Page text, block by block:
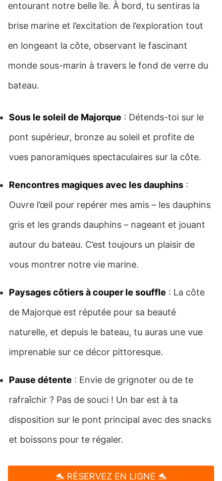
entourant notre belle île. À bord, tu sentiras la
brise marine et l’excitation de l’exploration tout
en longeant la côte, observant le fascinant
monde sous-marin à travers le fond de verre du
bateau.
Sous le soleil de Majorque : Détends-toi sur le
pont supérieur, bronze au soleil et profite de
vues panoramiques spectaculaires sur la côte.
Rencontres magiques avec les dauphins :
Ouvre l’œil pour repérer mes amis – les dauphins
gris et les grands dauphins – nageant et jouant
autour du bateau. C’est toujours un plaisir de
vous montrer notre vie marine.
Paysages côtiers à couper le souffle : La côte
de Majorque est réputée pour sa beauté
naturelle, et depuis le bateau, tu auras une vue
imprenable sur ce décor pittoresque.
Pause détente : Envie de grignoter ou de te
rafraîchir ? Pas de souci ! Un bar est à ta
disposition sur le pont principal avec des snacks
et boissons pour te régaler.
🐬 RÉSERVEZ EN LIGNE 🐬